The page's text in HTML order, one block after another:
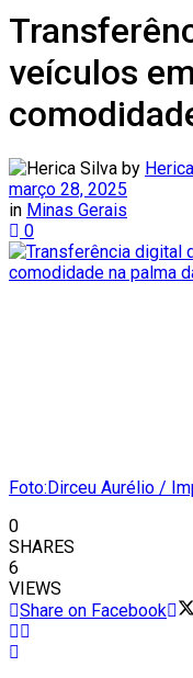
veículos
by
março 28, 2025
in Minas Gerais
0
Foto:Dirceu Aurélio /
0
SHARES
6
VIEWS
Share on Facebook